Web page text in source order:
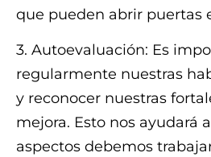
que pueden abrir puertas
3. Autoevaluación: Es
regularmente nuestras
y reconocer nuestras
mejora. Esto nos ayudará
aspectos debemos